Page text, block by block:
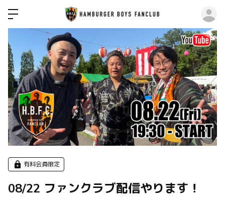
有料会員限定
08/22 ファンクラブ配信やります！